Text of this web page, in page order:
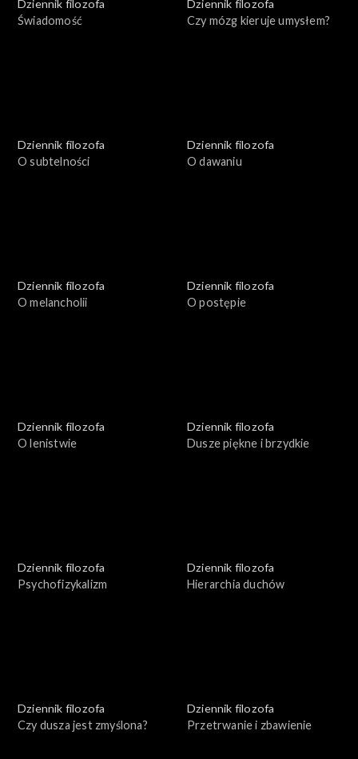
Dziennik filozofa
Świadomość
Dziennik filozofa
Czy mózg kieruje umysłem?
Dziennik filozofa
O subtelności
Dziennik filozofa
O dawaniu
Dziennik filozofa
O melancholii
Dziennik filozofa
O postępie
Dziennik filozofa
O lenistwie
Dziennik filozofa
Dusze piękne i brzydkie
Dziennik filozofa
Psychofizykalizm
Dziennik filozofa
Hierarchia duchów
Dziennik filozofa
Czy dusza jest zmyślona?
Dziennik filozofa
Przetrwanie i zbawienie